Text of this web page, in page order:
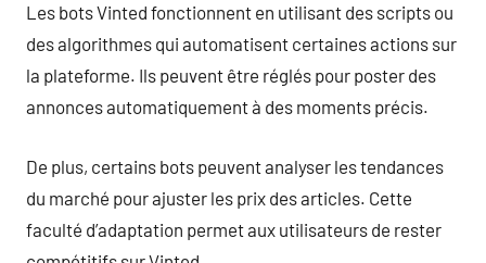
Les bots Vinted fonctionnent en utilisant des scripts ou
des algorithmes qui automatisent certaines actions sur
la plateforme. Ils peuvent être réglés pour poster des
annonces automatiquement à des moments précis.
De plus, certains bots peuvent analyser les tendances
du marché pour ajuster les prix des articles. Cette
faculté d’adaptation permet aux utilisateurs de rester